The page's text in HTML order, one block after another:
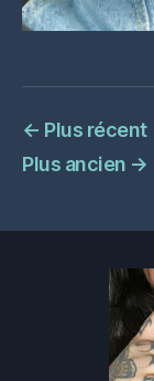
← Plus récent
Plus ancien →